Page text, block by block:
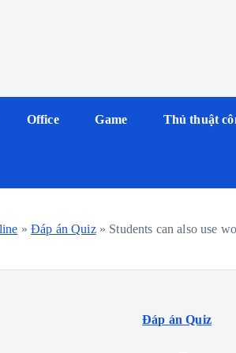
Office Game Thủ thuật
» Đáp án Quiz» Students can also use
Đáp án Quiz